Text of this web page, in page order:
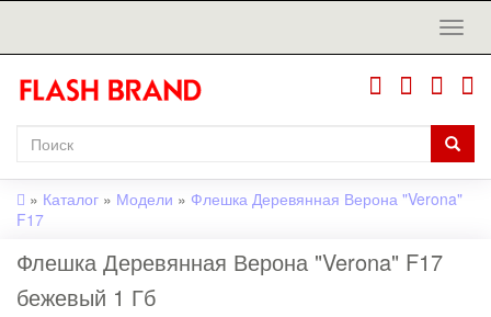
» Каталог » Модели » Флешка Деревянная Верона "Verona"
F17
Флешка Деревянная Верона "Verona" F17
бежевый 1 Гб